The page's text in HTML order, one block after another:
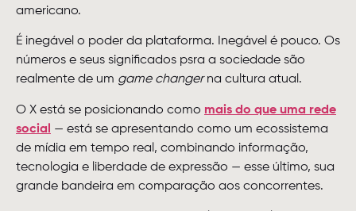
americano.
É inegável o poder da plataforma. Inegável é pouco. Os
números e seus significados psra a sociedade são
realmente de um game changerna cultura atual.
O X está se posicionando como mais do que uma rede
social
— está se apresentando como um ecossistema
de mídia em tempo real, combinando informação,
tecnologia e liberdade de expressão — esse último, sua
grande bandeira em comparação aos concorrentes.